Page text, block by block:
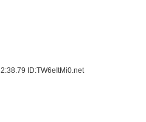
ID:TW6eItMi0.net